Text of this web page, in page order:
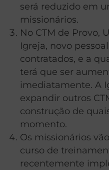
será reduzido em
missionários.
No CTM de Provo,
Igreja, novo
contratados, e a
terá que ser
imediatamente. A
expandir outros
construção de
momento.
Os missionários
curso de
recentemente